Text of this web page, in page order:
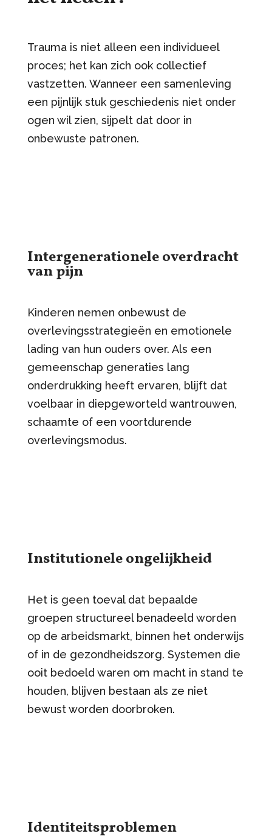
Trauma is niet alleen een individueel
proces; het kan zich ook collectief
vastzetten. Wanneer een samenleving
een pijnlijk stuk geschiedenis niet onder
ogen wil zien, sijpelt dat door in
onbewuste patronen.
Intergenerationele overdracht
van pijn
Kinderen nemen onbewust de
overlevingsstrategieën en emotionele
lading van hun ouders over. Als een
gemeenschap generaties lang
onderdrukking heeft ervaren, blijft dat
voelbaar in diepgeworteld wantrouwen,
schaamte of een voortdurende
overlevingsmodus.
Institutionele ongelijkheid
Het is geen toeval dat bepaalde
groepen structureel benadeeld worden
op de arbeidsmarkt, binnen het onderwijs
of in de gezondheidszorg. Systemen die
ooit bedoeld waren om macht in stand te
houden, blijven bestaan als ze niet
bewust worden doorbroken.
Identiteitsproblemen